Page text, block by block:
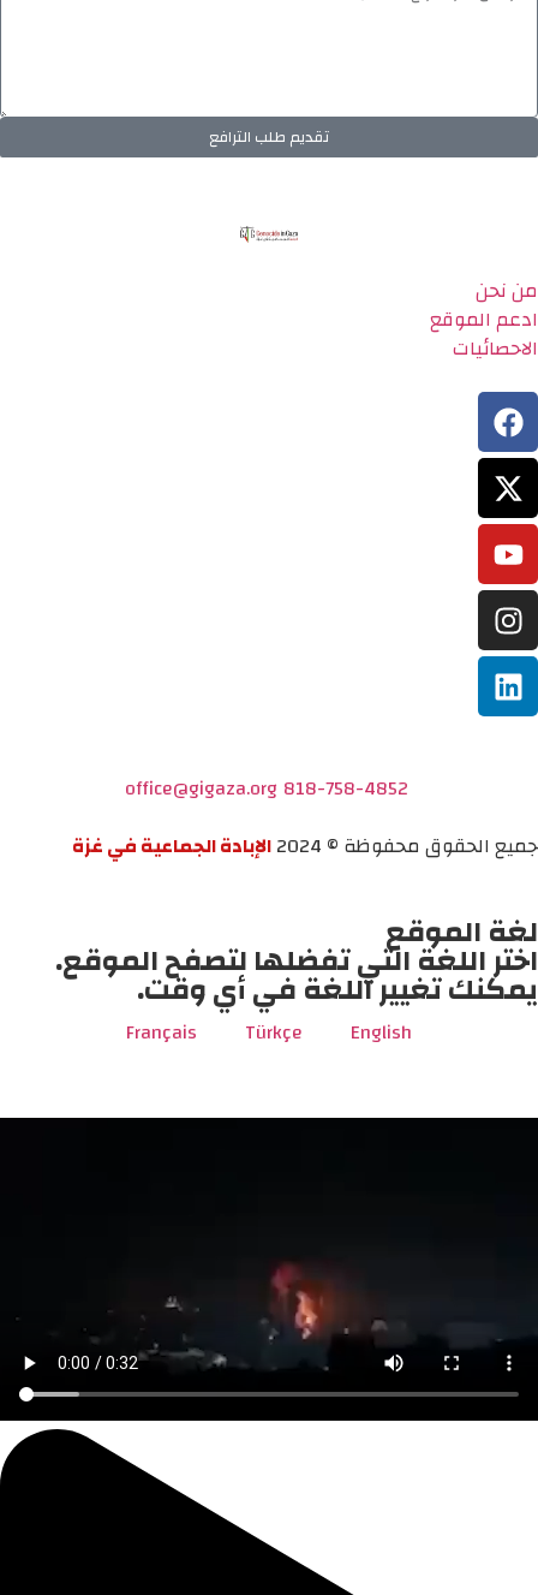
تقديم طلب الترافع
من نحن
ادعم الموقع
الاحصائيات
818-758-4852
office@gigaza.org
جميع الحقوق محفوظة © 2024
الإبادة الجماعية في غزة
لغة الموقع
اختر اللغة التي تفضلها لتصفح الموقع.
يمكنك تغيير اللغة في أي وقت.
English
Türkçe
Français